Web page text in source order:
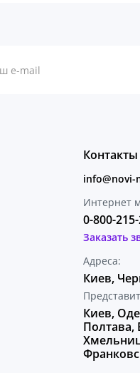
Контакты
info@novi-
Интернет
0-800-
Заказать
Адреса:
Киев,
Киев,